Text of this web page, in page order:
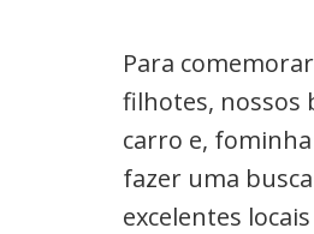
Para
filhotes, nossos
carro e,
fazer uma
excelentes